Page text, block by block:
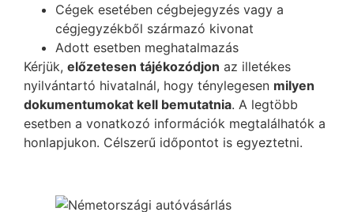
Cégek esetében cégbejegyzés vagy a
cégjegyzékből származó kivonat
Adott esetben meghatalmazás
Kérjük, előzetesen tájékozódjon az illetékes
nyilvántartó hivatalnál, hogy ténylegesen milyen
dokumentumokat kell bemutatnia. A legtöbb
esetben a vonatkozó információk megtalálhatók a
honlapjukon. Célszerű időpontot is egyeztetni.